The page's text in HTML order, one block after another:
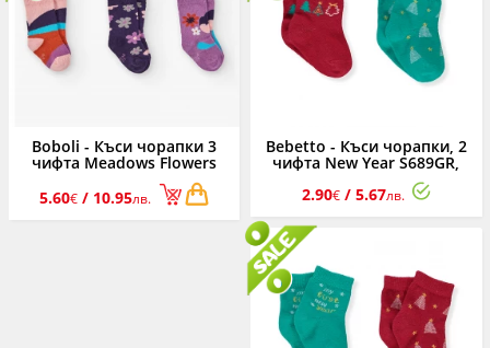
Boboli - Къси чорапки 3
чифта Meadows Flowers
292036/6123, момиче,
19/21-31/33
5.60€/ 10.95лв.
Bebetto - Къси чорапки, 2
чифта New Year S689GR,
унисекс, зелен, 0-36 м.
2.90€/ 5.67лв.